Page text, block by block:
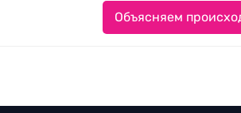
Объясняем